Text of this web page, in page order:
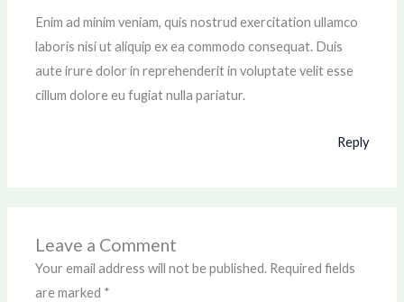
Enim ad minim veniam, quis nostrud exercitation ullamco
laboris nisi ut aliquip ex ea commodo consequat. Duis
aute irure dolor in reprehenderit in voluptate velit esse
cillum dolore eu fugiat nulla pariatur.
Reply
Leave a Comment
Your email address will not be published. Required fields
are marked *